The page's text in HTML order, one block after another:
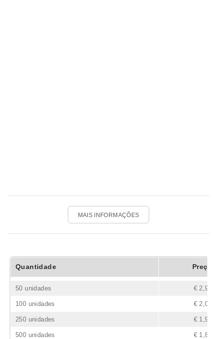
MAIS INFORMAÇÕES
Quantidade Preço
50 unidades € 2,98
100 unidades € 2,09
250 unidades € 1,94
500 unidades € 1,84